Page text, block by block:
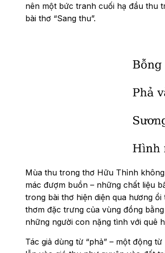
nên một bức tranh cuối hạ đầu thu
bài thơ “Sang thu”.
Mùa thu trong thơ Hữu Thỉnh
mác đượm buồn – những chất liệu
trong bài thơ hiện diện qua hương
thơm đặc trưng của vùng đồng
những người con nặng tình với quê
Tác giả dùng từ “phả” – một động